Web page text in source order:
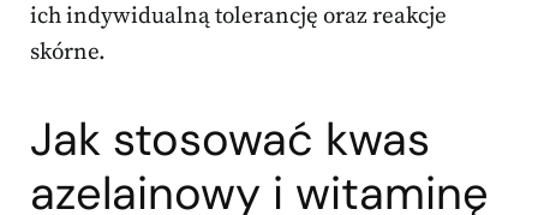
ich indywidualną tolerancję oraz reakcje
skórne.
Jak stosować kwas
azelainowy i witaminę